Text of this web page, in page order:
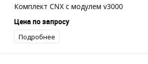
Комплект CNX с модулем v3000
Цена по запросу
Подробнее